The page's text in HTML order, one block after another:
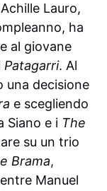
Lauro,
ha
al giovane
Patagarri. Al
una decisione
e scegliendo
Siano e i The
su un trio
Brama,
Manuel